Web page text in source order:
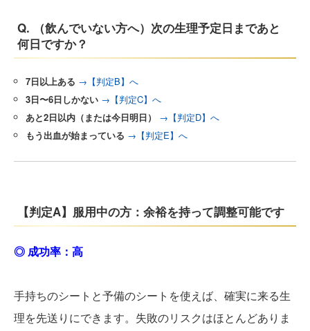
Q. （飲んでいない方へ）次の生理予定日まであと
何日ですか？
7日以上ある →【判定B】へ
3日〜6日しかない →【判定C】へ
あと2日以内（または今日明日）
→【判定D】へ
もう出血が始まっている →【判定E】へ
【判定A】服用中の方：余裕を持って調整可能です
◎ 成功率：高
手持ちのシートと予備のシートを使えば、確実に来る生
理を先送りにできます。失敗のリスクはほとんどありま